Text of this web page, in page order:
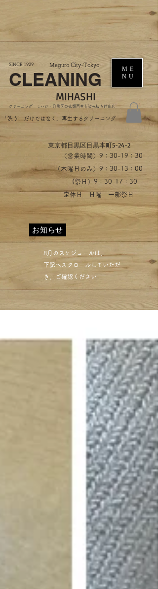
SINCE 1929
CLEANING
Meguro City-Tokyo
MIHASHI
​クリーニング ミハシ・目黒区の衣類再生と染み抜き対応店
ME
NU
​東京都目黒区目黒本町5-24-2
（営業時間）​9：30-19：30
（木曜日のみ）9：30-13：00
​(祭日）9：30-17：30
​定休日 日曜 一部祭日
お知らせ
​8月のスケジュールは、
下記へスクロールしていただ
き、ご確認ください​
​「洗う」だけではなく、再生するクリーニング